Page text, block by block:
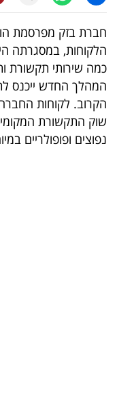
עסקי
ספורט
קריירה
ולימודים
מינויים
חברת בזק מפרסמת
הלקוחות, במסגרתה
כמה שירותי תקשורת
המהלך החדש ייכנס
הקרוב. לקוחות
שוק התקשורת
נפוצים ופופולריים